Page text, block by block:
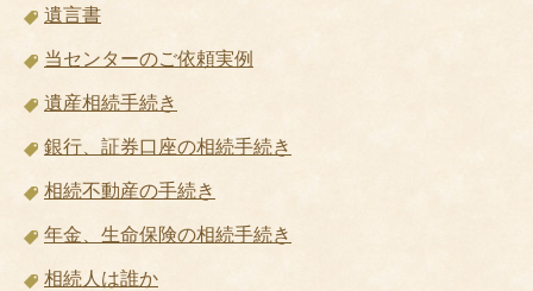
遺言書
当センターのご依頼実例
遺産相続手続き
銀行、証券口座の相続手続き
相続不動産の手続き
年金、生命保険の相続手続き
相続人は誰か